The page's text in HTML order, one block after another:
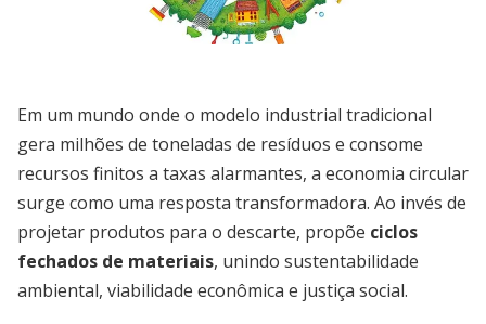
Em um mundo onde o modelo industrial tradicional
gera milhões de toneladas de resíduos e consome
recursos finitos a taxas alarmantes, a economia circular
surge como uma resposta transformadora. Ao invés de
projetar produtos para o descarte, propõe ciclos
fechados de materiais, unindo sustentabilidade
ambiental, viabilidade econômica e justiça social.